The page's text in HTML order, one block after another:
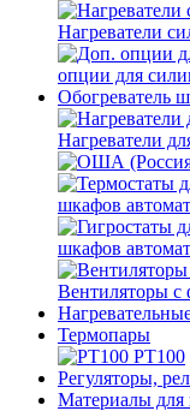
Нагреватели
опции для
Обогреватель
Нагреватели
шкафов
шкафов
Вентиляторы с
Термопары
PT100
Регуляторы,
Материалы для